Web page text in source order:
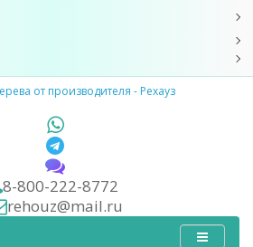
8-800-222-8772
rehouz@mail.ru